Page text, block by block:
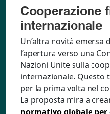
Cooperazione
internazionale
Un’altra novità emersa
l’apertura verso una
Nazioni Unite sulla
internazionale. Questo
per la prima volta nel
La proposta mira a
normativo globale